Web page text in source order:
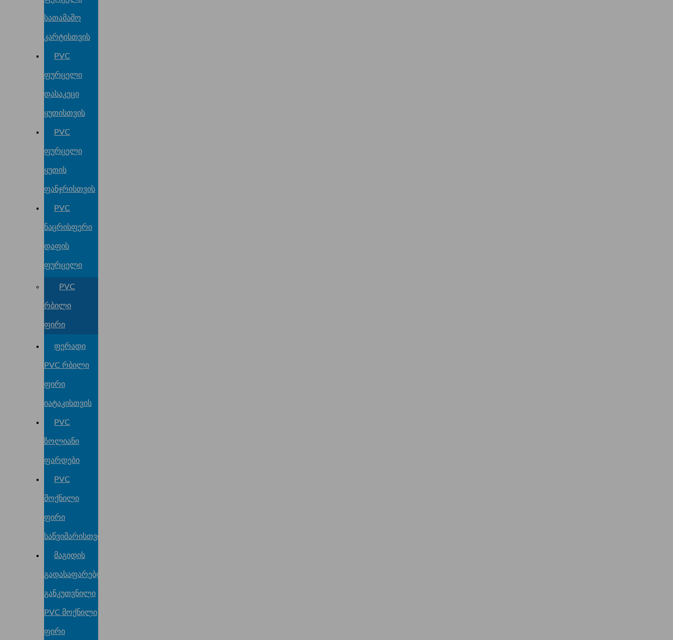
სათამაშო
კარტისთვის
PVC
ფურცელი
დასაკეცი
ყუთისთვის
PVC
ფურცელი
ყუთის
ფანჯრისთვის
PVC
ნაცრისფერი
დაფის
ფურცელი
PVC
რბილი
ფირი
ფერადი
PVC რბილი
ფირი
იატაკისთვის
PVC
ზოლიანი
ფარდები
PVC
მოქნილი
ფირი
საწვიმარისთვის
მაგიდის
გადასაფარებლისთვის
განკუთვნილი
PVC მოქნილი
ფირი